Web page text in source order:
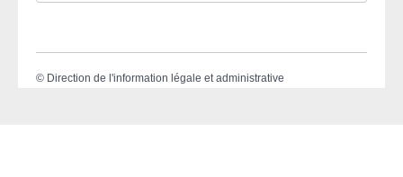
© Direction de l'information légale et administrative